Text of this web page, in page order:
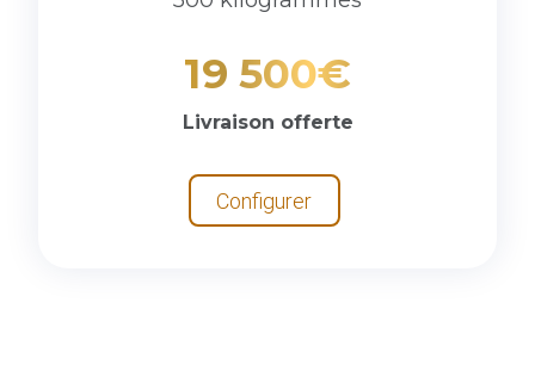
19 500€
Livraison offerte
Configurer